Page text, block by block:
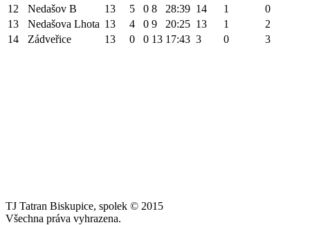
12
Nedašov B 13 5 0 8 28:39 14 1
0
13
Nedašova Lhota 13 4 0 9 20:25 13 1
2
14
Zádveřice 13 0 0 13 17:43 3 0 3
TJ Tatran Biskupice, spolek © 2015
Všechna práva vyhrazena.